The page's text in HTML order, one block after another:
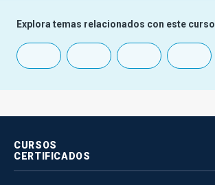
Explora temas relacionados con este curso
CURSOS
CERTIFICADOS